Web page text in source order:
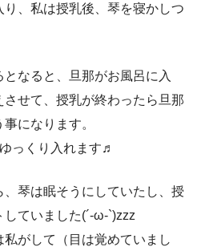
、私は授乳後、琴を寝かしつ
なると、旦那がお風呂に入
させて、授乳が終わったら旦那
になります。
っくり入れます♬
琴は眠そうにしていたし、授
ていました(´-ω-`)zzz
がして（目は覚めていまし